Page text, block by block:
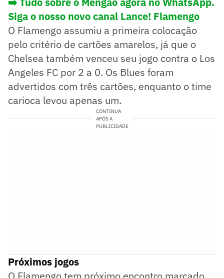
Siga o nosso novo canal Lance! Flamengo
O Flamengo assumiu a primeira colocação
pelo critério de cartões amarelos, já que o
Chelsea também venceu seu jogo contra o Los
Angeles FC por 2 a 0. Os Blues foram
advertidos com três cartões, enquanto o time
carioca levou apenas um.
CONTINUA
APÓS A
PUBLICIDADE
Próximos jogos